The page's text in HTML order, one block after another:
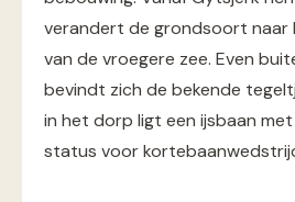
verandert de grondsoort naar
van de vroegere zee. Even
bevindt zich de bekende
in het dorp ligt een ijsbaan
status voor